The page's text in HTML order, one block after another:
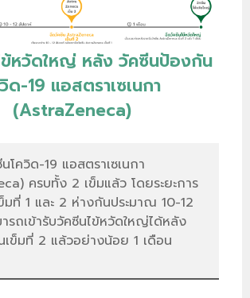
หวัดใหญ่ หลัง วัคซีนป้องกัน
ด-19 แอสตราเซเนกา
(AstraZeneca)
โควิด-19 แอสตราเซเนกา
ครบทั้ง 2 เข็มแล้ว โดยระยะการ
มที่ 1 และ 2 ห่างกันประมาณ 10-12
รถเข้ารับวัคซีนไข้หวัดใหญ่ได้หลัง
ข็มที่ 2 แล้วอย่างน้อย 1 เดือน